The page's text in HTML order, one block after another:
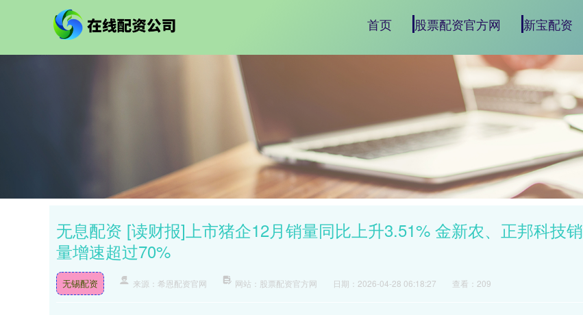
首页 股票配资官方网 新宝配资
无息配资 [读财报]上市猪企12月销量同比上升3.51% 金新农、正邦科技销
量增速超过70%
无锡配资 来源：希恩配资官网 网站：股票配资官方网 日期：2026-04-28 06:18:27 查看：209